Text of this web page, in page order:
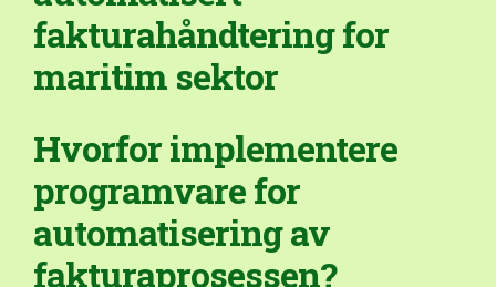
fakturahåndtering for
maritim sektor
Hvorfor implementere
programvare for
automatisering av
fakturaprosessen?